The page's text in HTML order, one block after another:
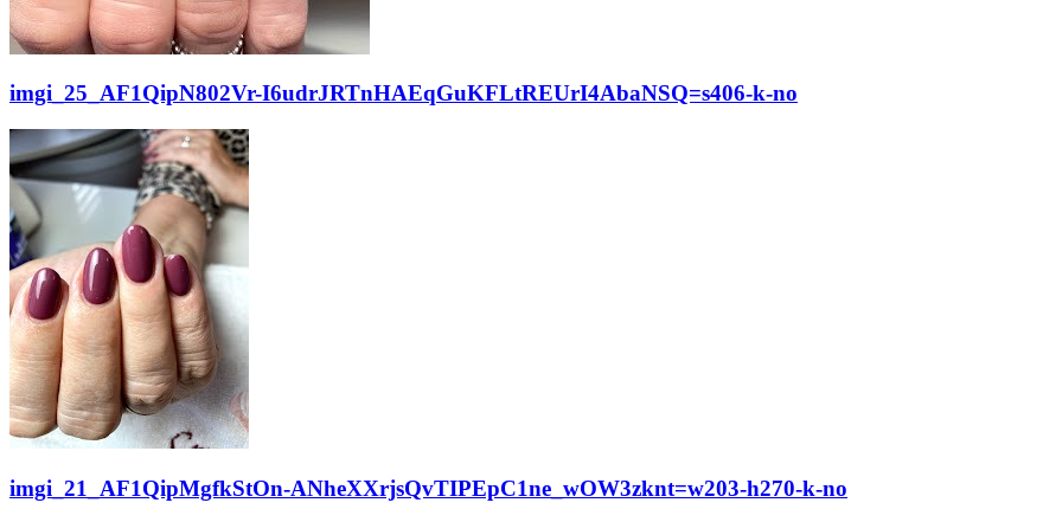
imgi_25_AF1QipN802Vr-I6udrJRTnHAEqGuKFLtREUrI4AbaNSQ=s406-k-no
imgi_21_AF1QipMgfkStOn-ANheXXrjsQvTIPEpC1ne_wOW3zknt=w203-h270-k-no